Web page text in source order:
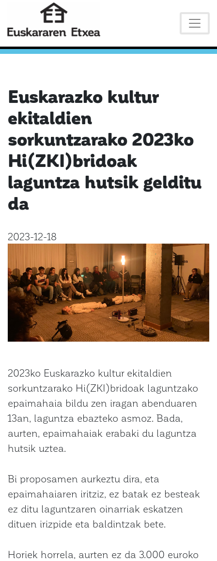
Euskarazko kultur
ekitaldien
sorkuntzarako 2023ko
Hi(ZKI)bridoak
laguntza hutsik gelditu
da
2023-12-18
2023ko Euskarazko kultur ekitaldien
sorkuntzarako Hi(ZKI)bridoak laguntzako
epaimahaia bildu zen iragan abenduaren
13an, laguntza ebazteko asmoz. Bada,
aurten, epaimahaiak erabaki du laguntza
hutsik uztea.
Bi proposamen aurkeztu dira, eta
epaimahaiaren iritziz, ez batak ez besteak
ez ditu laguntzaren oinarriak eskatzen
dituen irizpide eta baldintzak bete.
Horiek horrela, aurten ez da 3.000 euroko